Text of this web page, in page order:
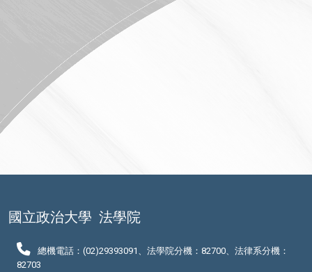
國立政治大學 法學院
總機電話：(02)29393091、法學院分機：82700、法律系分機：
82703